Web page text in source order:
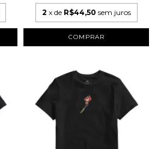
2 x de R$44,50 sem juros
COMPRAR